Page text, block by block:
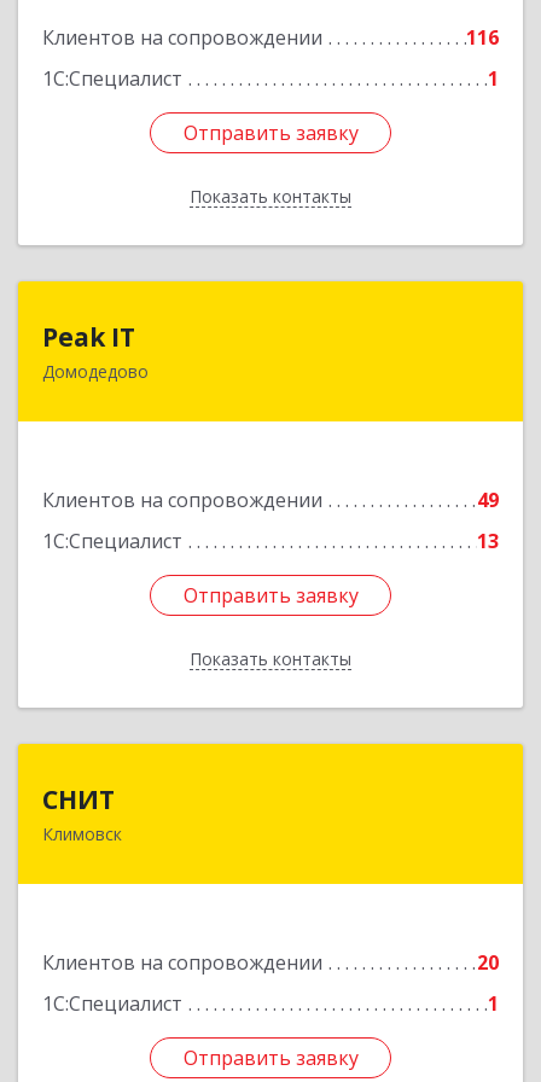
Клиентов на сопровождении
116
1С:Специалист
1
Отправить заявку
Показать контакты
Подробнее
Отправить заявку
Назад
Peak IT
Домодедово
Клиентов на сопровождении
49
1С:Специалист
13
Отправить заявку
Показать контакты
142073, Московская обл, Домодедово г,
Отправить заявку
Назад
СНИТ
Климовск
Клиентов на сопровождении
20
1С:Специалист
1
Отправить заявку
142180, Московская обл, Климовск г, Советская
Отправить заявку